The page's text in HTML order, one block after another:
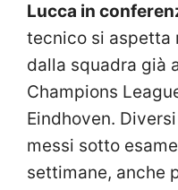
Lucca in
tecnico si aspetta
dalla squadra già
Champions
Eindhoven.
messi sotto
settimane, anche